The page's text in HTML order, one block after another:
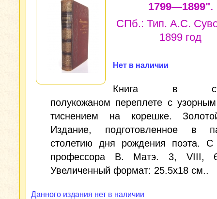
1799—1899".
СПб.: Тип. А.С.
1899 год
Нет в наличии
Книга в
полукожаном переплете с
тиснением на корешке.
Издание, подготовленное в
столетию дня рождения поэта.
профессора В. Матэ. 3, VIII,
Увеличенный формат: 25.5x18 см..
Данного издания нет в наличии